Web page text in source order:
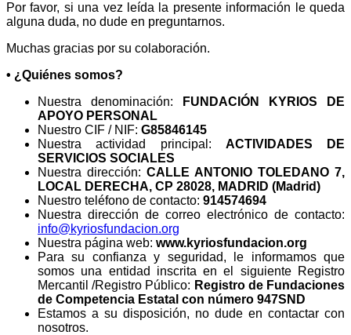
Por favor, si una vez leída la presente información le queda
alguna duda, no dude en preguntarnos.
Muchas gracias por su colaboración.
• ¿Quiénes somos?
Nuestra denominación:
FUNDACIÓN KYRIOS DE
APOYO PERSONAL
Nuestro CIF / NIF: G85846145
Nuestra actividad principal: ACTIVIDADES DE
SERVICIOS SOCIALES
Nuestra dirección: CALLE ANTONIO TOLEDANO 7,
LOCAL DERECHA, CP 28028, MADRID (Madrid)
Nuestro teléfono de contacto: 914574694
Nuestra dirección de correo electrónico de contacto:
info@kyriosfundacion.org
Nuestra página web: www.kyriosfundacion.org
Para su confianza y seguridad, le informamos que
somos una entidad inscrita en el siguiente Registro
Mercantil /Registro Público: Registro de Fundaciones
de Competencia Estatal con número 947SND
Estamos a su disposición, no dude en contactar con
nosotros.